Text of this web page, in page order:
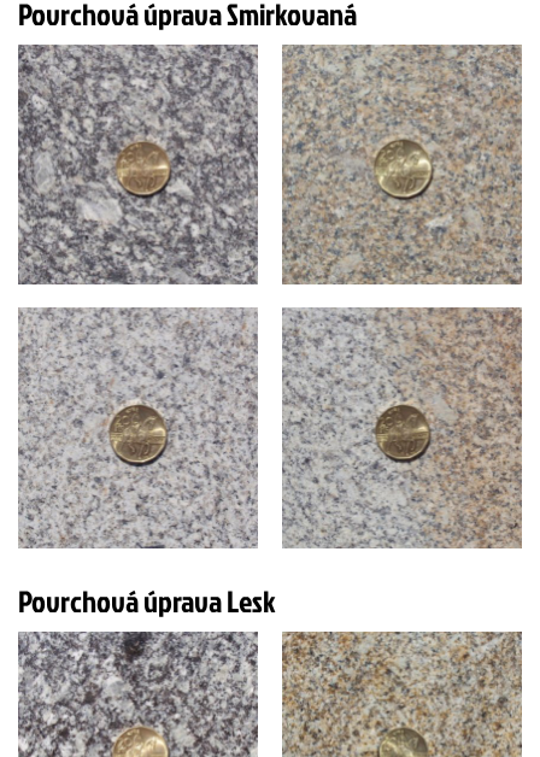
Povrchová úprava Smirkovaná
Povrchová úprava Lesk